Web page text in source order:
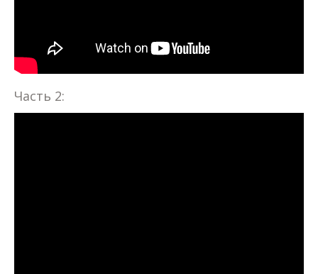
Часть 2: